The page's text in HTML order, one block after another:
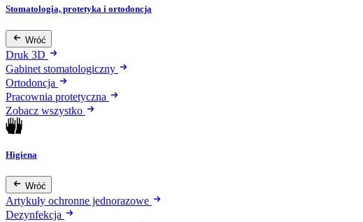
Stomatologia, protetyka i ortodoncja
Wróć
Druk 3D
Gabinet stomatologiczny
Ortodoncja
Pracownia protetyczna
Zobacz wszystko
Higiena
Wróć
Artykuły ochronne jednorazowe
Dezynfekcja